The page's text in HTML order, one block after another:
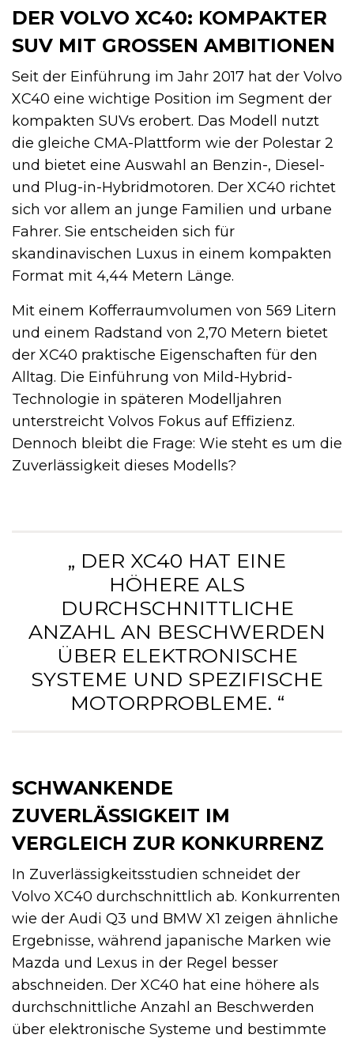
DER VOLVO XC40: KOMPAKTER
SUV MIT GROSSEN AMBITIONEN
Seit der Einführung im Jahr 2017 hat der Volvo
XC40 eine wichtige Position im Segment der
kompakten SUVs erobert. Das Modell nutzt
die gleiche CMA-Plattform wie der Polestar 2
und bietet eine Auswahl an Benzin-, Diesel-
und Plug-in-Hybridmotoren. Der XC40 richtet
sich vor allem an junge Familien und urbane
Fahrer. Sie entscheiden sich für
skandinavischen Luxus in einem kompakten
Format mit 4,44 Metern Länge.
Mit einem Kofferraumvolumen von 569 Litern
und einem Radstand von 2,70 Metern bietet
der XC40 praktische Eigenschaften für den
Alltag. Die Einführung von Mild-Hybrid-
Technologie in späteren Modelljahren
unterstreicht Volvos Fokus auf Effizienz.
Dennoch bleibt die Frage: Wie steht es um die
Zuverlässigkeit dieses Modells?
„ DER XC40 HAT EINE
HÖHERE ALS
DURCHSCHNITTLICHE
ANZAHL AN BESCHWERDEN
ÜBER ELEKTRONISCHE
SYSTEME UND SPEZIFISCHE
MOTORPROBLEME. “
SCHWANKENDE
ZUVERLÄSSIGKEIT IM
VERGLEICH ZUR KONKURRENZ
In Zuverlässigkeitsstudien schneidet der
Volvo XC40 durchschnittlich ab. Konkurrenten
wie der Audi Q3 und BMW X1 zeigen ähnliche
Ergebnisse, während japanische Marken wie
Mazda und Lexus in der Regel besser
abschneiden. Der XC40 hat eine höhere als
durchschnittliche Anzahl an Beschwerden
über elektronische Systeme und bestimmte